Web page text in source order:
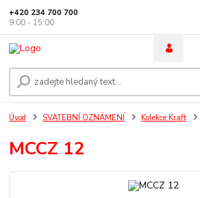
+420 234 700 700
9:00 - 15:00
Úvod SVATEBNÍ OZNÁMENÍ Kolekce Kraft
MCCZ 12